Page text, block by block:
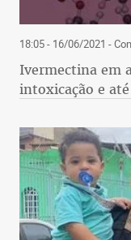
18:05 - 16/06/2021 -
Ivermectina em
intoxicação e